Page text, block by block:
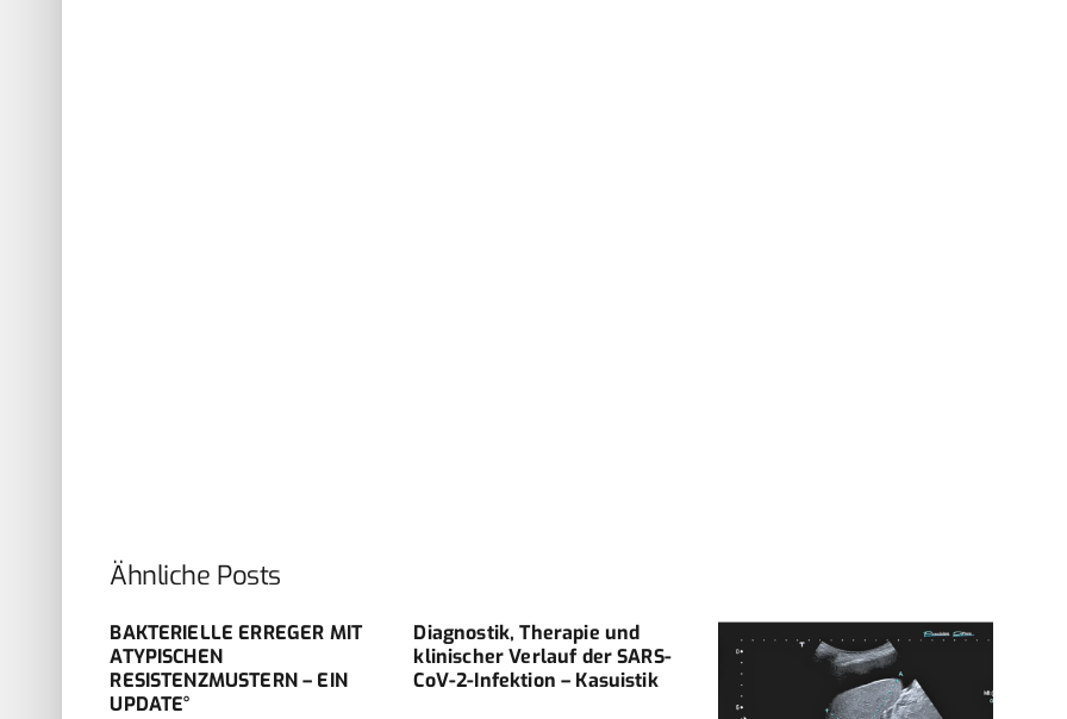
Ähnliche Posts
BAKTERIELLE ERREGER MIT
ATYPISCHEN
RESISTENZMUSTERN – EIN
UPDATE°
Diagnostik, Therapie und
klinischer Verlauf der SARS-
CoV-2-Infektion – Kasuistik